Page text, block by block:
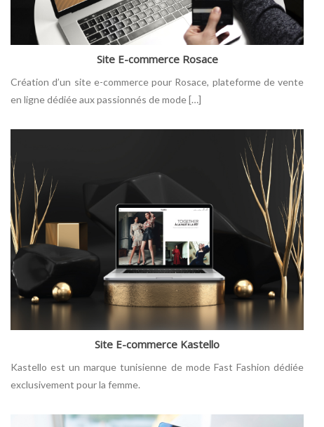
Site E-commerce Rosace
Création d’un site e-commerce pour Rosace, plateforme de vente
en ligne dédiée aux passionnés de mode […]
Site E-commerce Kastello
Kastello est un marque tunisienne de mode Fast Fashion dédiée
exclusivement pour la femme.